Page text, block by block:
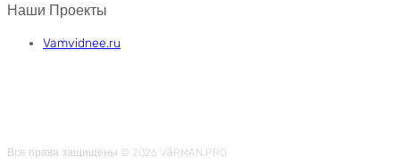
Наши Проекты
Vamvidnee.ru
Все права защищены © 2026 VӑRMAN.PRO